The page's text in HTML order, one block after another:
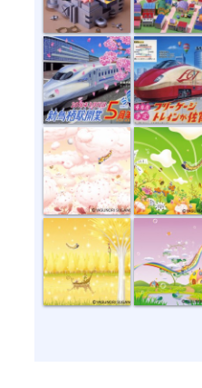
JR九州 クオ... JR九州 フ
ふわふわでも... 音の咲く惑星
星降る惑星 虹の惑星